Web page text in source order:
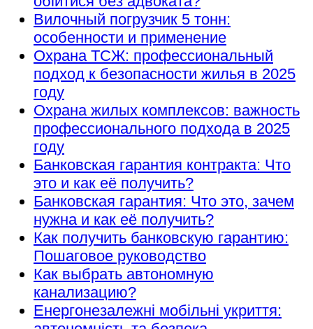
Вилочный погрузчик 5 тонн:
особенности и применение
Охрана ТСЖ: профессиональный
подход к безопасности жилья в 2025
году
Охрана жилых комплексов: важность
профессионального подхода в 2025
году
Банковская гарантия контракта: Что
это и как её получить?
Банковская гарантия: Что это, зачем
нужна и как её получить?
Как получить банковскую гарантию:
Пошаговое руководство
Как выбрать автономную
канализацию?
Енергонезалежні мобільні укриття: